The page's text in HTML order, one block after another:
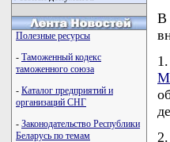
Полезные ресурсы
- Таможенный кодекс
таможенного союза
- Каталог предприятий и
организаций СНГ
- Законодательство Республики
Беларусь по темам
В